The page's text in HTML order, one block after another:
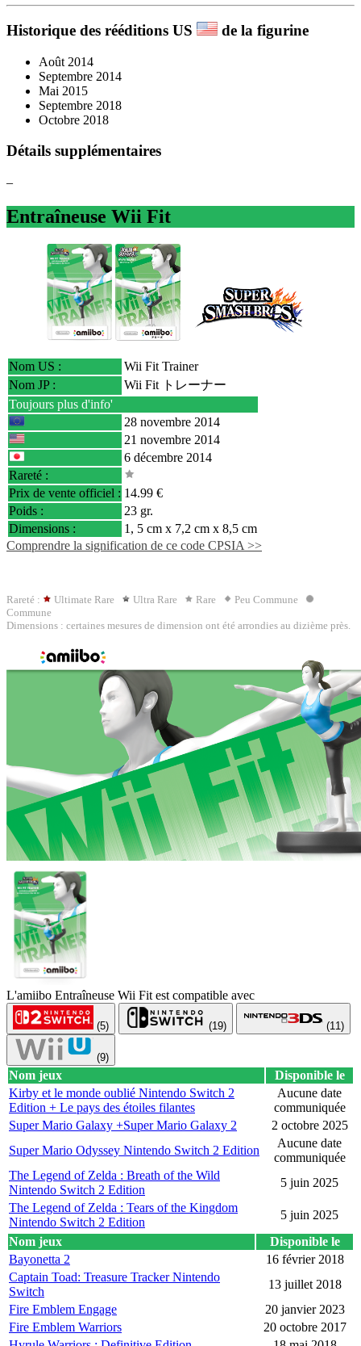
Historique des rééditions US de la figurine​
Août 2014
Septembre 2014
Mai 2015
Septembre 2018
Octobre 2018
Détails supplémentaires
–
Entraîneuse Wii Fit
Nom US :
Wii Fit Trainer
Nom JP :
Wii Fit トレーナー
Toujours plus d'info'
28 novembre 2014
21 novembre 2014
6 décembre 2014
Rareté :
Prix de vente officiel : 14.99 €
Poids :
23 gr.
Dimensions :
1, 5 cm x 7,2 cm x 8,5 cm
Comprendre la signification de ce code CPSIA >>
Rareté : Ultimate Rare Ultra Rare Rare
Peu Commune
Commune
Dimensions : certaines mesures de dimension ont été arrondies au dizième près.
L'amiibo Entraîneuse Wii Fit est compatible avec
(5) (19) (11)
(9)
Nom jeux
Disponible le
Kirby et le monde oublié Nintendo Switch 2
Edition + Le pays des étoiles filantes
Aucune date
communiquée
Super Mario Galaxy +Super Mario Galaxy 2
2 octobre 2025
Super Mario Odyssey Nintendo Switch 2 Edition
Aucune date
communiquée
The Legend of Zelda : Breath of the Wild
Nintendo Switch 2 Edition
5 juin 2025
The Legend of Zelda : Tears of the Kingdom
Nintendo Switch 2 Edition
5 juin 2025
Nom jeux
Disponible le
Bayonetta 2
16 février 2018
Captain Toad: Treasure Tracker Nintendo
Switch
13 juillet 2018
Fire Emblem Engage
20 janvier 2023
Fire Emblem Warriors
20 octobre 2017